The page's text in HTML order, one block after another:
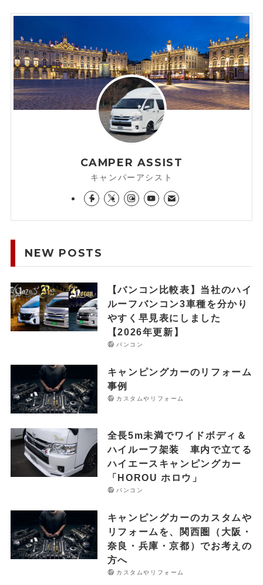
CAMPER ASSIST
キャンパーアシスト
NEW POSTS
【バンコン比較表】当社のハイ
ルーフバンコン3車種を分かり
やすく早見表にしました
【2026年更新】
バンコン
キャンピングカーのリフォーム
事例
カスタムやリフォーム
全長5m未満でワイドボディ＆
ハイルーフ架装 車内で立てる
ハイエースキャンピングカー
「HOROU ホロウ」
バンコン
キャンピングカーのカスタムや
リフォームを、関西圏（大阪・
奈良・兵庫・京都）でお考えの
方へ
カスタムやリフォーム